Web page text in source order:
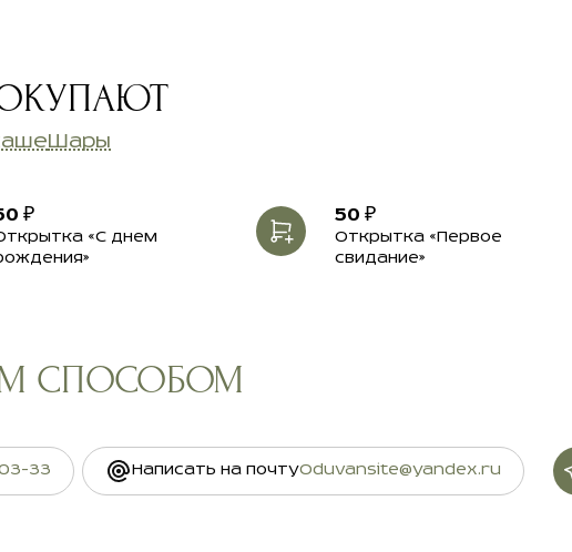
Шары
«С днем
₽
Открытка «Первое
свидание»
50 ₽
СПОСОБОМ
33 Написать на почтуOduvansite@yandex.ru